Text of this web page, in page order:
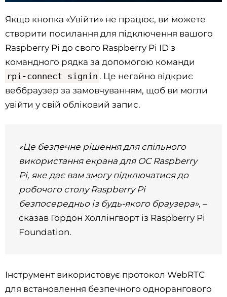
Якщо кнопка «Увійти» не працює, ви можете
створити посилання для підключення вашого
Raspberry Pi до свого Raspberry Pi ID з
командного рядка за допомогою команди
rpi-connect signin . Це негайно відкриє
веббраузер за замовчуванням, щоб ви могли
увійти у свій обліковий запис.
«Це безпечне рішення для спільного
використання екрана для ОС Raspberry
Pi, яке дає вам змогу підключатися до
робочого столу Raspberry Pi
безпосередньо із будь-якого браузера», –
сказав Гордон Холлінгворт із Raspberry Pi
Foundation.
Інструмент використовує протокол WebRTC
для встановлення безпечного однорангового